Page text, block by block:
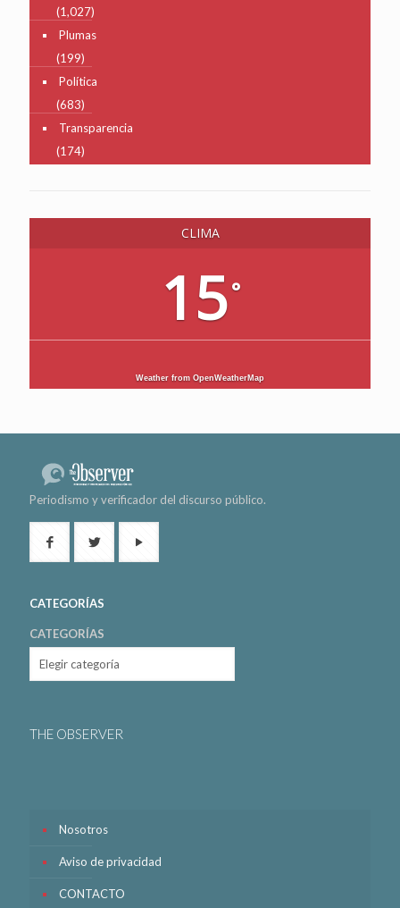
(1,027)
Plumas
(199)
Política
(683)
Transparencia
(174)
CLIMA
15°
Weather from OpenWeatherMap
Periodismo y verificador del discurso público.
CATEGORÍAS
CATEGORÍAS
THE OBSERVER
Nosotros
Aviso de privacidad
CONTACTO